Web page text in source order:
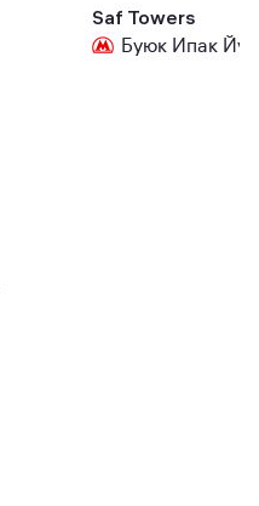
Saf Towers
Буюк Ипак